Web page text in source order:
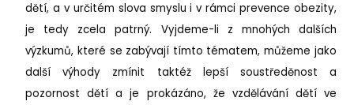
dětí, a v určitém slova smyslu i v rámci prevence obezity,
je tedy zcela patrný. Vyjdeme-li z mnohých dalších
výzkumů, které se zabývají tímto tématem, můžeme jako
další výhody zmínit taktéž lepší soustředěnost a
pozornost dětí a je prokázáno, že vzdělávání dětí ve